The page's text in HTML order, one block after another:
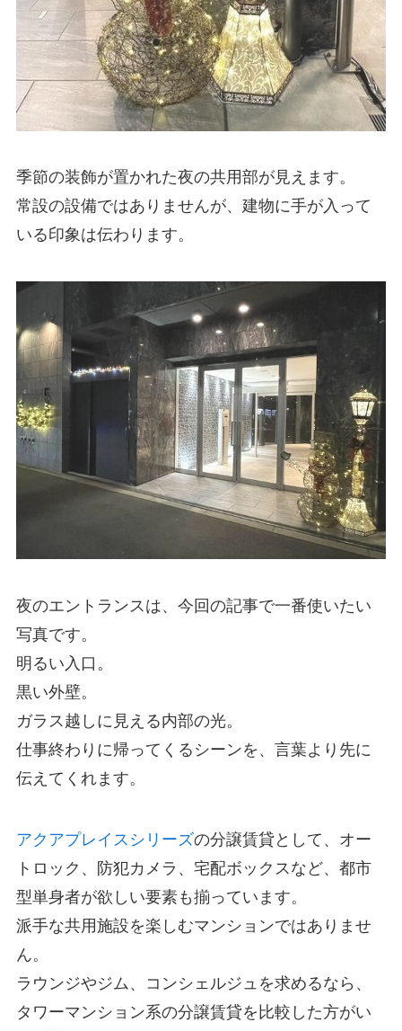
季節の装飾が置かれた夜の共用部が見えます。
常設の設備ではありませんが、建物に手が入って
いる印象は伝わります。
夜のエントランスは、今回の記事で一番使いたい
写真です。
明るい入口。
黒い外壁。
ガラス越しに見える内部の光。
仕事終わりに帰ってくるシーンを、言葉より先に
伝えてくれます。
アクアプレイスシリーズの分譲賃貸として、オー
トロック、防犯カメラ、宅配ボックスなど、都市
型単身者が欲しい要素も揃っています。
派手な共用施設を楽しむマンションではありませ
ん。
ラウンジやジム、コンシェルジュを求めるなら、
タワーマンション系の分譲賃貸を比較した方がい